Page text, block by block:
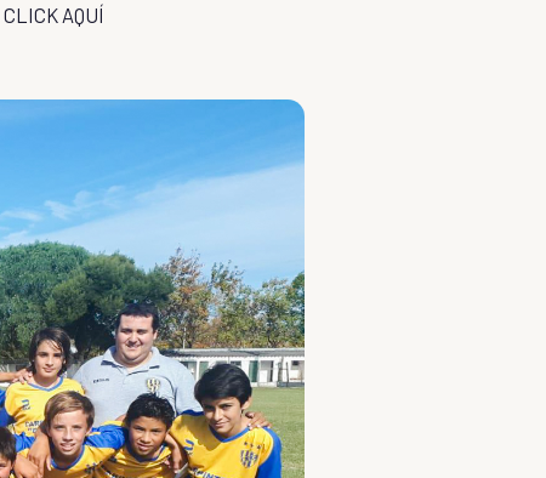
CLICK AQUÍ